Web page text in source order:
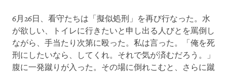
6月26日、看守たちは「擬似処刑」を再び行なった。水
が欲しい、トイレに行きたいと申し出る人びとを罵倒し
ながら、手当たり次第に殴った。私は言った。「俺を死
刑にしたいなら、してくれ。それで気が済むだろう。」
腹に一発蹴りが入った。その場に倒れこむと、さらに蹴